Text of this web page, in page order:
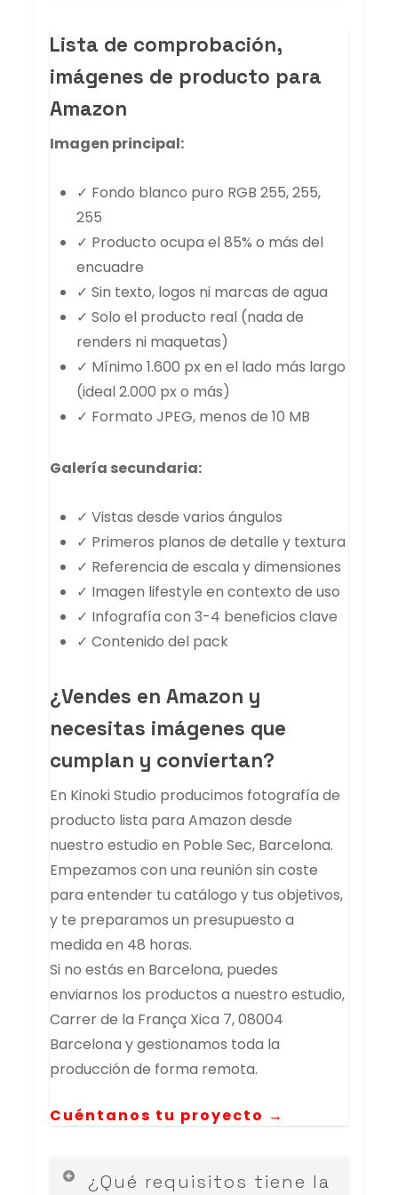
Lista de comprobación,
imágenes de producto para
Amazon
Imagen principal:
✓ Fondo blanco puro RGB 255, 255,
255
✓ Producto ocupa el 85% o más del
encuadre
✓ Sin texto, logos ni marcas de agua
✓ Solo el producto real (nada de
renders ni maquetas)
✓ Mínimo 1.600 px en el lado más largo
(ideal 2.000 px o más)
✓ Formato JPEG, menos de 10 MB
Galería secundaria:
✓ Vistas desde varios ángulos
✓ Primeros planos de detalle y textura
✓ Referencia de escala y dimensiones
✓ Imagen lifestyle en contexto de uso
✓ Infografía con 3-4 beneficios clave
✓ Contenido del pack
¿Vendes en Amazon y
necesitas imágenes que
cumplan y conviertan?
En Kinoki Studio producimos fotografía de
producto lista para Amazon desde
nuestro estudio en Poble Sec, Barcelona.
Empezamos con una reunión sin coste
para entender tu catálogo y tus objetivos,
y te preparamos un presupuesto a
medida en 48 horas.
Si no estás en Barcelona, puedes
enviarnos los productos a nuestro estudio,
Carrer de la França Xica 7, 08004
Barcelona y gestionamos toda la
producción de forma remota.
Cuéntanos tu proyecto →
¿Qué requisitos tiene la